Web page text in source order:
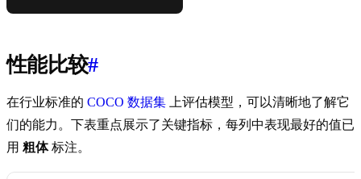
性能比较#
在行业标准的 COCO 数据集 上评估模型，可以清晰地了解它
们的能力。下表重点展示了关键指标，每列中表现最好的值已
用 粗体标注。